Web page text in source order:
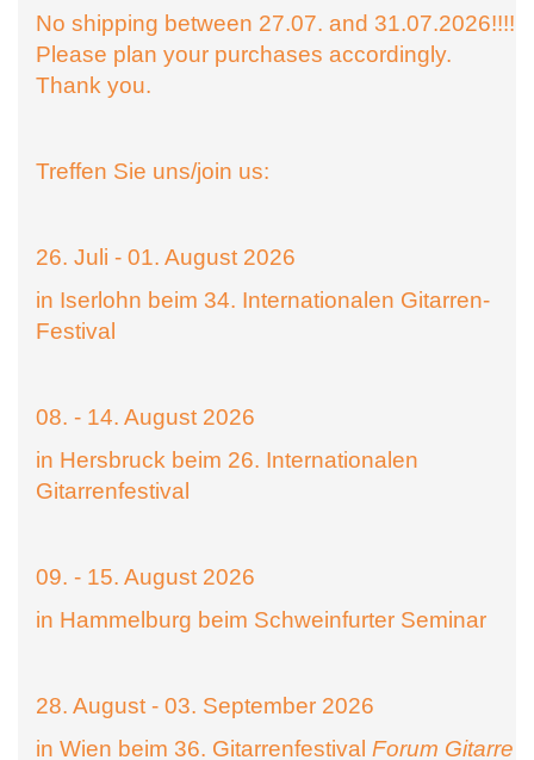
No shipping between 27.07. and 31.07.2026!!!!
Please plan your purchases accordingly.
Thank you.
Treffen Sie uns/join us:
26. Juli - 01. August 2026
in Iserlohn beim 34. Internationalen Gitarren-
Festival
08. - 14. August 2026
in Hersbruck beim 26. Internationalen
Gitarrenfestival
09. - 15. August 2026
in Hammelburg beim Schweinfurter Seminar
28. August - 03. September 2026
in Wien beim 36. Gitarrenfestival Forum Gitarre